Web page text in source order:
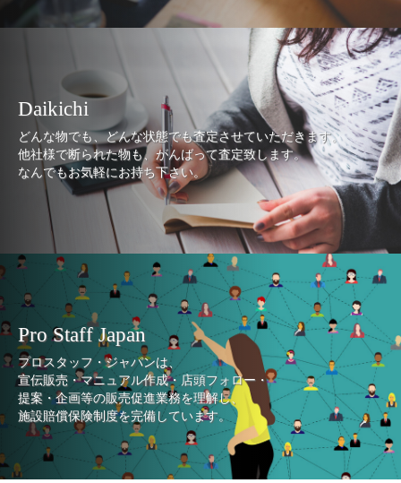
Daikichi
どんな物でも、どんな状態でも査定させていただきます。
他社様で断られた物も、がんばって査定致します。
なんでもお気軽にお持ち下さい。
Pro Staff Japan
プロスタッフ・ジャパンは、
宣伝販売・マニュアル作成・店頭フォロー・
提案・企画等の販売促進業務を理解し、
施設賠償保険制度を完備しています。